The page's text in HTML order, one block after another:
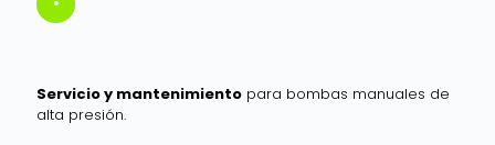
Servicio y mantenimiento para bombas manuales de
alta presión.